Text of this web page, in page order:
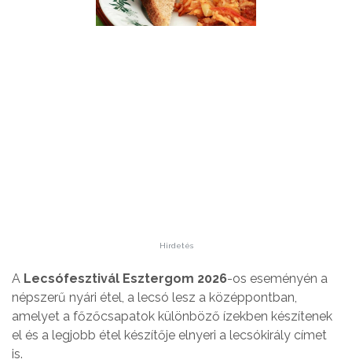
Hirdetés
A Lecsófesztivál Esztergom 2026-os eseményén a
népszerű nyári étel, a lecsó lesz a középpontban,
amelyet a főzőcsapatok különböző ízekben készítenek
el és a legjobb étel készítője elnyeri a lecsókirály címet
is.